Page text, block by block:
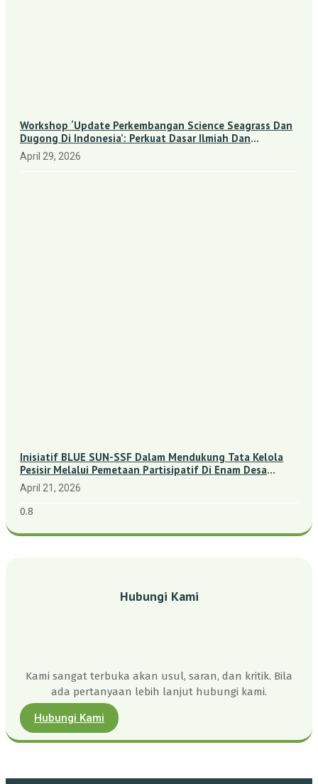
Workshop ‘Update Perkembangan Science Seagrass Dan
Dugong Di Indonesia’: Perkuat Dasar Ilmiah Dan
Kolaborasi Konservasi
April 29, 2026
Inisiatif BLUE SUN-SSF Dalam Mendukung Tata Kelola
Pesisir Melalui Pemetaan Partisipatif Di Enam Desa
Kepulauan Riau
April 21, 2026
Hubungi Kami
Kami sangat terbuka akan usul, saran, dan kritik. Bila
ada pertanyaan lebih lanjut hubungi kami.
Hubungi Kami